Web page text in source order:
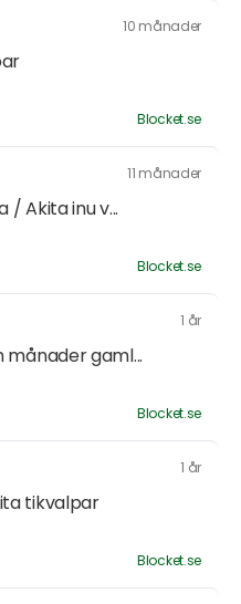
10 månader
Blocket.se
11 månader
/ Akita inu v...
Blocket.se
1 år
månader gaml...
Blocket.se
1 år
tikvalpar
Blocket.se